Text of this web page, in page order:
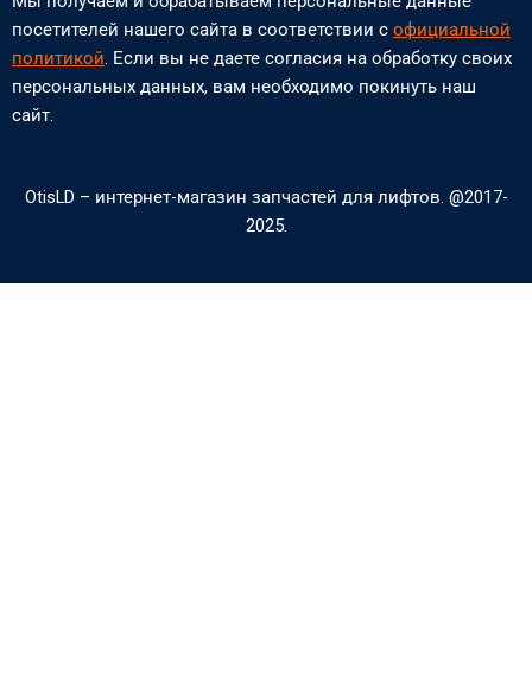
o
n
e
l
v
e
l
e
посетителей нашего сайта в соответствии с официальной
политикой. Если вы не даете согласия на обработку своих
персональных данных, вам необходимо покинуть наш
сайт.
OtisLD – интернет-магазин запчастей для лифтов. @2017-
2025.